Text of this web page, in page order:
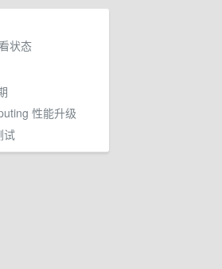
状态
性能升级
试